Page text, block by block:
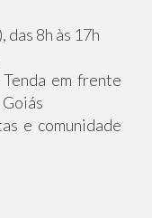
8h às 17h
em frente
e comunidade